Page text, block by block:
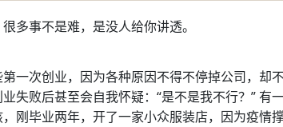
多事不是难，是没人给你讲透。
一次创业，因为各种原因不得不停掉公司，却
失败后甚至会自我怀疑：“是不是我不行？” 有
刚毕业两年，开了一家小众服装店，因为疫情